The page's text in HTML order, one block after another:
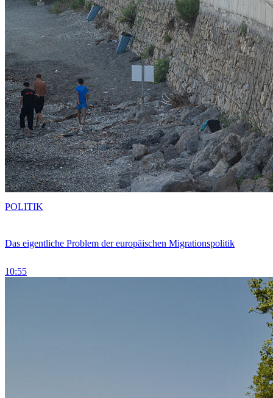
Das eigentliche Problem der europäischen Migrationspolitik
10:55
POLITIK